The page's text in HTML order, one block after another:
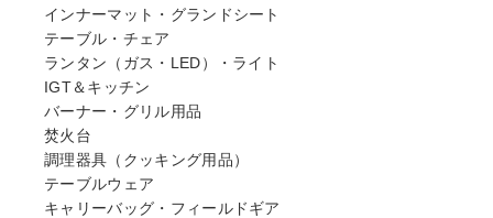
インナーマット・グランドシート
テーブル・チェア
ランタン（ガス・LED）・ライト
IGT＆キッチン
バーナー・グリル用品
焚火台
調理器具（クッキング用品）
テーブルウェア
キャリーバッグ・フィールドギア